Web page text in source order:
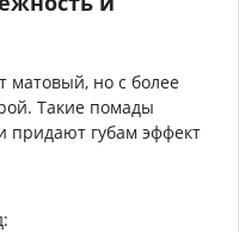
но с более
Такие помады
придают губам эффект